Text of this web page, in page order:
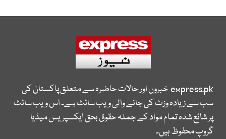
express.pkخبروں اور حالات حاضرہ سے متعلق پاکستان کی
سب سے زیادہ وزٹ کی جانے والی ویب سائٹ ہے۔ اس ویب سائٹ
پر شائع شدہ تمام مواد کے جملہ حقوق بحق ایکسپریس میڈیا
گروپ محفوظ ہیں۔